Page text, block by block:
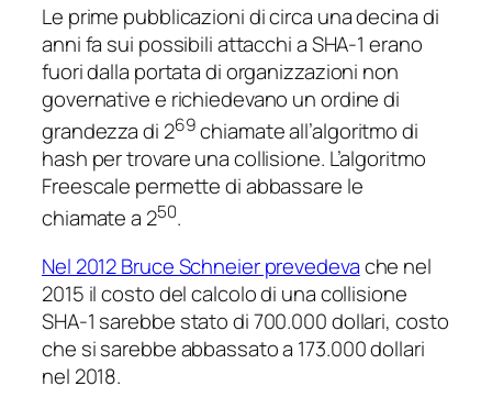
Le prime pubblicazioni di circa una decina di
anni fa sui possibili attacchi a SHA-1 erano
fuori dalla portata di organizzazioni non
governative e richiedevano un ordine di
grandezza di 269chiamate all’algoritmo di
hash per trovare una collisione. L’algoritmo
Freescale permette di abbassare le
chiamate a 250.
Nel 2012 Bruce Schneier prevedevache nel
2015 il costo del calcolo di una collisione
SHA-1 sarebbe stato di 700.000 dollari, costo
che si sarebbe abbassato a 173.000 dollari
nel 2018.